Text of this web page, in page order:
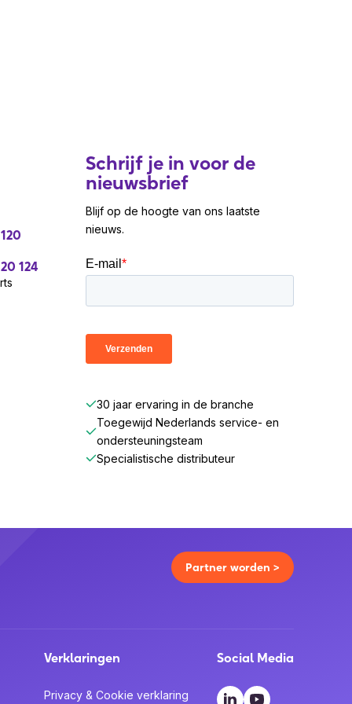
124
Schrijf je in voor de
nieuwsbrief
Blijf op de hoogte van ons laatste
nieuws.
30 jaar ervaring in de branche
Toegewijd Nederlands service- en
ondersteuningsteam
Specialistische distributeur
Partner worden >
Verklaringen
Privacy & Cookie verklaring
Social Media